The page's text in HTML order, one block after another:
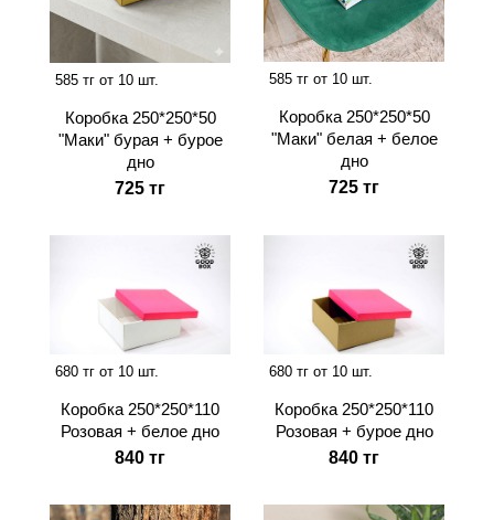
585 тг от 10 шт.
Коробка 250*250*50
"Маки" бурая + бурое
дно
725 тг
585 тг от 10 шт.
Коробка 250*250*50
"Маки" белая + белое
дно
725 тг
680 тг от 10 шт.
Коробка 250*250*110
Розовая + белое дно
840 тг
680 тг от 10 шт.
Коробка 250*250*110
Розовая + бурое дно
840 тг